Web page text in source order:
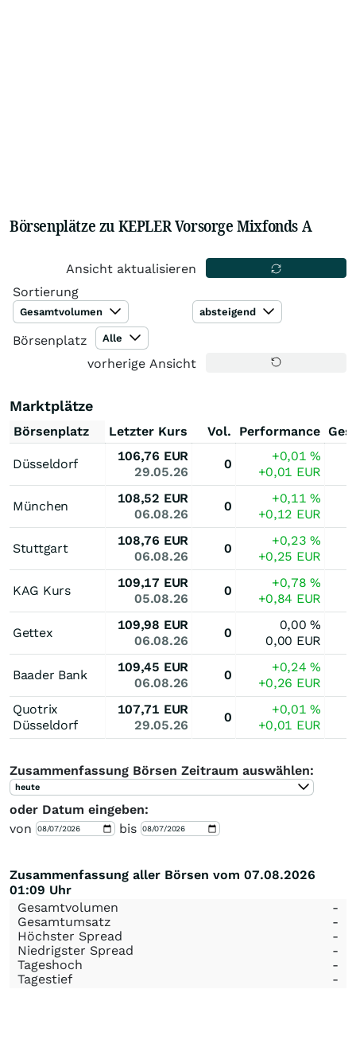
Börsenplätze zu KEPLER Vorsorge Mixfonds A
Ansicht aktualisieren
Sortierung
Gesamtvolumen absteigend
Börsenplatz Alle
vorherige Ansicht
Marktplätze
Börsenplatz Letzter Kurs Vol. Performance
Düsseldorf
106,76 EUR
29.05.26
0
+0,01%
+0,01 EUR
München
108,52 EUR
06.08.26
0
+0,11%
+0,12 EUR
Stuttgart
108,76 EUR
06.08.26
0
+0,23%
+0,25 EUR
KAG Kurs
109,17 EUR
05.08.26
0
+0,78%
+0,84 EUR
Gettex
109,98 EUR
06.08.26
0
0,00%
0,00 EUR
Baader Bank
109,45 EUR
06.08.26
0
+0,24%
+0,26 EUR
Quotrix
Düsseldorf
107,71 EUR
29.05.26
0
+0,01%
+0,01 EUR
Zusammenfassung Börsen Zeitraum auswählen:
heute
oder Datum eingeben:
von
bis
Zusammenfassung aller Börsen vom 07.08.2026
01:09 Uhr
Gesamtvolumen
-
Gesamtumsatz
-
Höchster Spread
-
Niedrigster Spread
-
Tageshoch
-
Tagestief
-